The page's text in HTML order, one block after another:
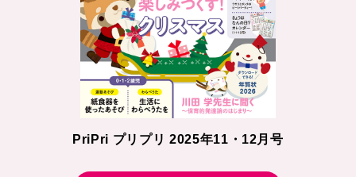
PriPri プリプリ 2025年11・12月号